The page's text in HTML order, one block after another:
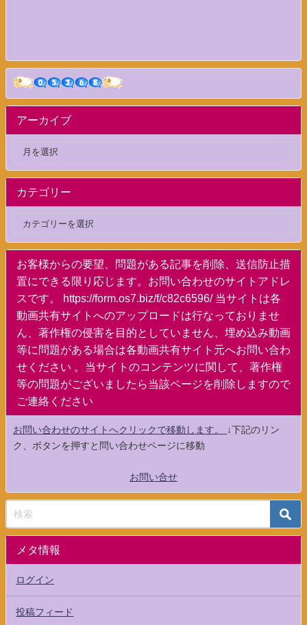
アーカイブ
カテゴリー
お客様からの要望、問題がある記事を削除、送信防止措
置にできる限り応じます。お問い合わせのサイトアドレ
スです。 https://form.os7.biz/f/c82c6596/ 当サイトは各
動画共有サイトへのアップロードは行なっておりませ
ん、著作権の侵害を目的としていません、埋め込み動画
等に問題がある場合は各動画共有サイト元へお問い合わ
せください 。当サイトのコンテンツに関して、著作権
等の問題がございましたら当該ページを削除しますので
ご連絡ください
お問い合わせのサイトへクリックで移動します。
↓下記のリン
ク、ボタンを押すと問い合わせページに移動
お問い合せ
メタ情報
ログイン
投稿フィード